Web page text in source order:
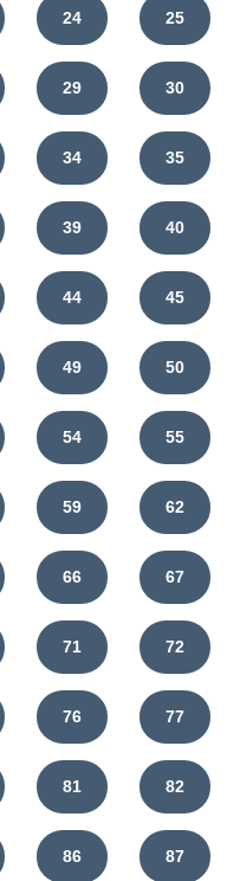
24 25
29 30
34 35
39 40
44 45
49 50
54 55
59 62
66 67
71 72
76 77
81 82
86 87